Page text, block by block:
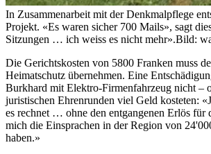
In Zusammenarbeit mit der Denkmalpflege
Projekt. «Es waren sicher 700 Mails», sagt
Sitzungen … ich weiss es nicht mehr».Bild:
Die Gerichtskosten von 5800 Franken muss
Heimatschutz übernehmen. Eine
Burkhard mit Elektro-Firmenfahrzeug nicht –
juristischen Ehrenrunden viel Geld kosteten:
es rechnet … ohne den entgangenen Erlös für
mich die Einsprachen in der Region von
haben.»